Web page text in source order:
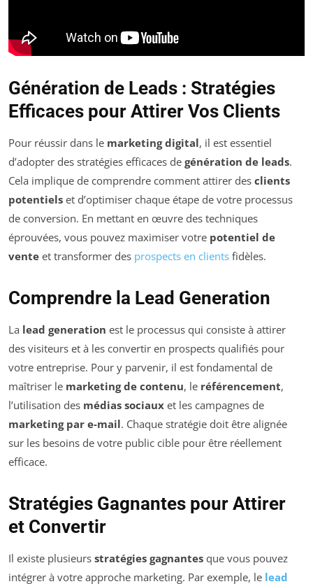
Génération de Leads : Stratégies
Efficaces pour Attirer Vos Clients
Pour réussir dans le marketing digital, il est essentiel
d’adopter des stratégies efficaces de génération de leads.
Cela implique de comprendre comment attirer des clients
potentiels et d’optimiser chaque étape de votre processus
de conversion. En mettant en œuvre des techniques
éprouvées, vous pouvez maximiser votre potentiel de
vente et transformer des prospects en clients fidèles.
Comprendre la Lead Generation
La lead generation est le processus qui consiste à attirer
des visiteurs et à les convertir en prospects qualifiés pour
votre entreprise. Pour y parvenir, il est fondamental de
maîtriser le marketing de contenu, le référencement,
l’utilisation des médias sociaux et les campagnes de
marketing par e-mail. Chaque stratégie doit être alignée
sur les besoins de votre public cible pour être réellement
efficace.
Stratégies Gagnantes pour Attirer
et Convertir
Il existe plusieurs stratégies gagnantes que vous pouvez
intégrer à votre approche marketing. Par exemple, le lead